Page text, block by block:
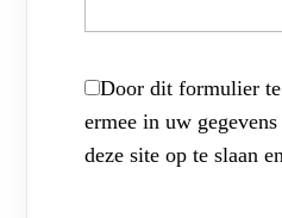
Door dit formulier
ermee in uw
deze site op te slaan